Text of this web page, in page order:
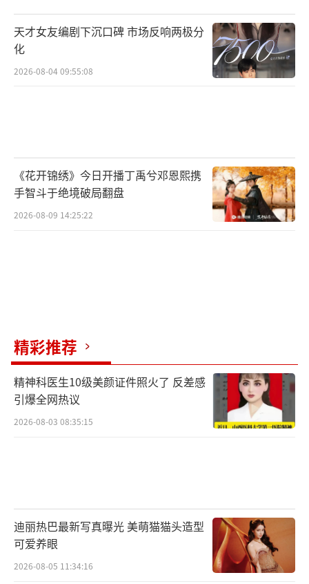
天才女友编剧下沉口碑 市场反响两极分
化
2026-08-04 09:55:08
《花开锦绣》今日开播丁禹兮邓恩熙携
手智斗于绝境破局翻盘
2026-08-09 14:25:22
精彩推荐
精神科医生10级美颜证件照火了 反差感
引爆全网热议
2026-08-03 08:35:15
迪丽热巴最新写真曝光 美萌猫猫头造型
可爱养眼
2026-08-05 11:34:16